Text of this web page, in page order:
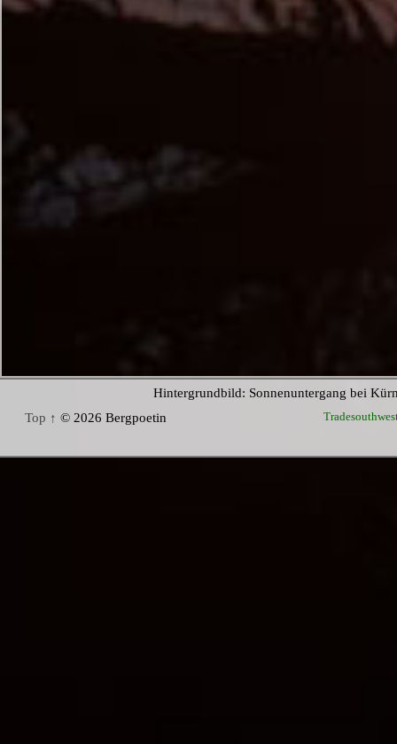
Hintergrundbild: Sonnenuntergang bei
Top ↑ © 2026 Bergpoetin